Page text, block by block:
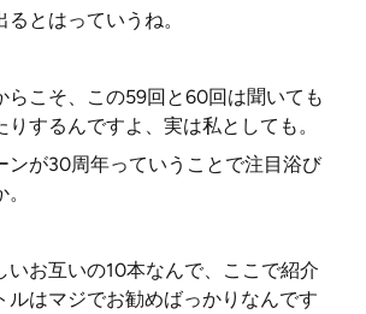
とはっていうね。
らこそ、この59回と60回は聞いても
りするんですよ、実は私としても。
ンが30周年っていうことで注目浴び
いお互いの10本なんで、ここで紹介
ルはマジでお勧めばっかりなんです